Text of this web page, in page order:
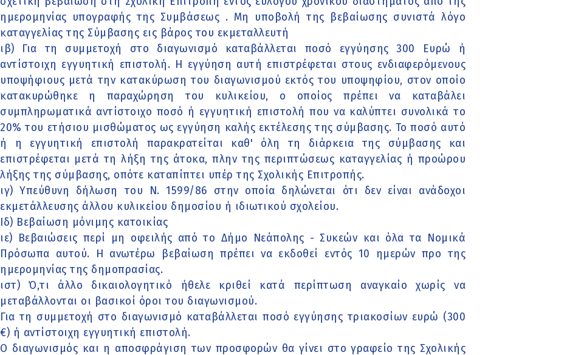
ημερομηνίας υπογραφής της Συμβάσεως . Μη υποβολή της βεβαίωσης συνιστά λόγο
καταγγελίας της Σύμβασης εις βάρος του εκμεταλλευτή
ιβ) Για τη συμμετοχή στο διαγωνισμό καταβάλλεται ποσό εγγύησης 300 Ευρώ ή
αντίστοιχη εγγυητική επιστολή. Η εγγύηση αυτή επιστρέφεται στους ενδιαφερόμενους
υποψήφιους μετά την κατακύρωση του διαγωνισμού εκτός του υποψηφίου, στον οποίο
κατακυρώθηκε η παραχώρηση του κυλικείου, ο οποίος πρέπει να καταβάλει
συμπληρωματικά αντίστοιχο ποσό ή εγγυητική επιστολή που να καλύπτει συνολικά το
20% του ετήσιου μισθώματος ως εγγύηση καλής εκτέλεσης της σύμβασης. Το ποσό αυτό
ή η εγγυητική επιστολή παρακρατείται καθ' όλη τη διάρκεια της σύμβασης και
επιστρέφεται μετά τη λήξη της άτοκα, πλην της περιπτώσεως καταγγελίας ή προώρου
λήξης της σύμβασης, οπότε καταπίπτει υπέρ της Σχολικής Επιτροπής.
ιγ) Υπεύθυνη δήλωση του Ν. 1599/86 στην οποία δηλώνεται ότι δεν είναι ανάδοχοι
εκμετάλλευσης άλλου κυλικείου δημοσίου ή ιδιωτικού σχολείου.
Ιδ) Βεβαίωση μόνιμης κατοικίας
ιε) Βεβαιώσεις περί μη οφειλής από το Δήμο Νεάπολης - Συκεών και όλα τα Νομικά
Πρόσωπα αυτού. Η ανωτέρω βεβαίωση πρέπει να εκδοθεί εντός 10 ημερών προ της
ημερομηνίας της δημοπρασίας.
ιστ) Ό,τι άλλο δικαιολογητικό ήθελε κριθεί κατά περίπτωση αναγκαίο χωρίς να
μεταβάλλονται οι βασικοί όροι του διαγωνισμού.
Για τη συμμετοχή στο διαγωνισμό καταβάλλεται ποσό εγγύησης τριακοσίων ευρώ (300
€) ή αντίστοιχη εγγυητική επιστολή.
Ο διαγωνισμός και η αποσφράγιση των προσφορών θα γίνει στο γραφείο της Σχολικής